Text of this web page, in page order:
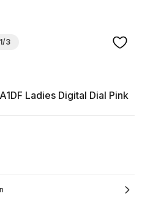
1/3
Ladies Digital Dial Pink